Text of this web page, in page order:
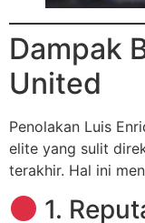
Dampak
United
Penolakan Luis
elite yang sulit
terakhir. Hal ini
1.